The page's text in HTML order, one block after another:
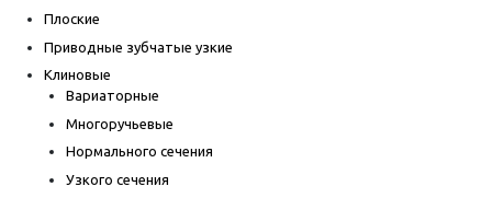
Плоские
Приводные зубчатые узкие
Клиновые
Вариаторные
Многоручьевые
Нормального сечения
Узкого сечения